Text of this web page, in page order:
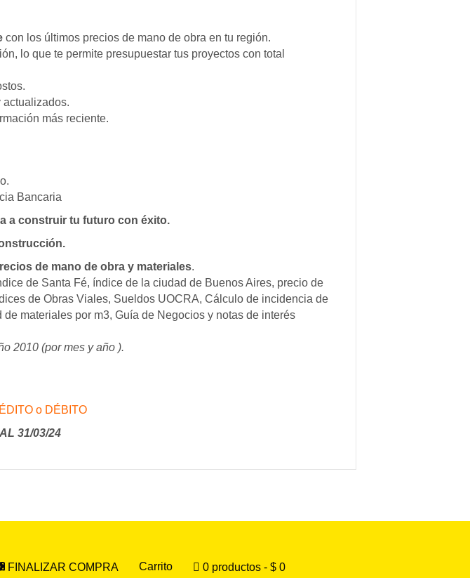
con los últimos precios de mano de obra en tu región.
lo que te permite presupuestar tus proyectos con total
actualizados.
más reciente.
Bancaria
a construir tu futuro con éxito.
de mano de obra y materiales.
de Santa Fé, índice de la ciudad de Buenos Aires, precio de
de Obras Viales, Sueldos UOCRA, Cálculo de incidencia de
materiales por m3, Guía de Negocios y notas de interés
2010 (por mes y año ).
o DÉBITO
31/03/24
FINALIZAR COMPRA Carrito 0 productos $ 0